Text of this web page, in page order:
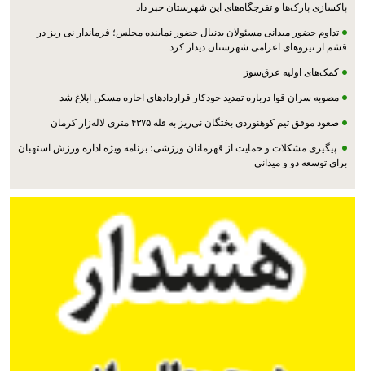
پاکسازی پارک‌ها و تفرجگاه‌های این شهرستان خبر داد
تداوم حضور میدانی مسئولان بدنبال حضور نماینده مجلس؛ فرماندار نی ریز در
قشم از نیروهای اعزامی شهرستان دیدار کرد
کمک‌های اولیه عرق‌سوز
مصوبه سران قوا درباره تمدید خودکار قراردادهای اجاره مسکن ابلاغ شد
صعود موفق تیم کوهنوردی بختگان نی‌ریز به قله ۴۳۷۵ متری لاله‌زار کرمان
پیگیری مشکلات و حمایت از قهرمانان ورزشی؛ برنامه ویژه اداره ورزش استهبان
برای توسعه دو و میدانی